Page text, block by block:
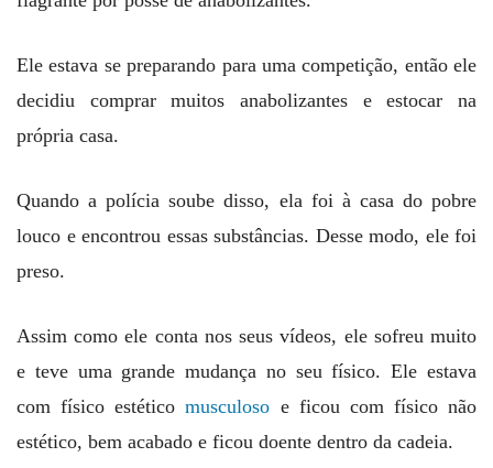
Ele estava se preparando para uma competição, então ele
decidiu comprar muitos anabolizantes e estocar na
própria casa.
Quando a polícia soube disso, ela foi à casa do pobre
louco e encontrou essas substâncias. Desse modo, ele foi
preso.
Assim como ele conta nos seus vídeos, ele sofreu muito
e teve uma grande mudança no seu físico. Ele estava
com físico estéticomusculoso e ficou com físico não
estético, bem acabado e ficou doente dentro da cadeia.